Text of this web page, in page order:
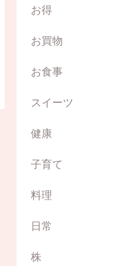
お得
お買物
お食事
スイーツ
健康
子育て
料理
日常
株